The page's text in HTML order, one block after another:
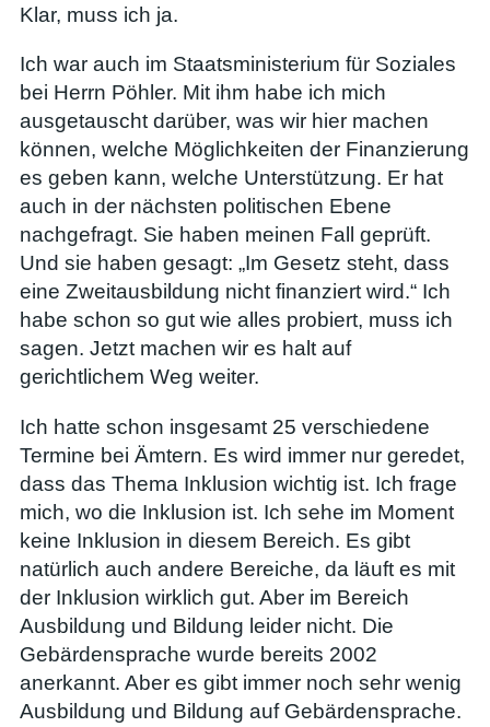
Klar, muss ich ja.
Ich war auch im Staatsministerium für Soziales
bei Herrn Pöhler. Mit ihm habe ich mich
ausgetauscht darüber, was wir hier machen
können, welche Möglichkeiten der Finanzierung
es geben kann, welche Unterstützung. Er hat
auch in der nächsten politischen Ebene
nachgefragt. Sie haben meinen Fall geprüft.
Und sie haben gesagt: „Im Gesetz steht, dass
eine Zweitausbildung nicht finanziert wird.“ Ich
habe schon so gut wie alles probiert, muss ich
sagen. Jetzt machen wir es halt auf
gerichtlichem Weg weiter.
Ich hatte schon insgesamt 25 verschiedene
Termine bei Ämtern. Es wird immer nur geredet,
dass das Thema Inklusion wichtig ist. Ich frage
mich, wo die Inklusion ist. Ich sehe im Moment
keine Inklusion in diesem Bereich. Es gibt
natürlich auch andere Bereiche, da läuft es mit
der Inklusion wirklich gut. Aber im Bereich
Ausbildung und Bildung leider nicht. Die
Gebärdensprache wurde bereits 2002
anerkannt. Aber es gibt immer noch sehr wenig
Ausbildung und Bildung auf Gebärdensprache.